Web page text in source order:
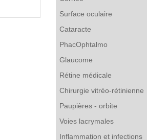
Surface oculaire
Cataracte
PhacOphtalmo
Glaucome
Rétine médicale
Chirurgie vitréo-rétinienne
Paupières - orbite
Voies lacrymales
Inflammation et infections